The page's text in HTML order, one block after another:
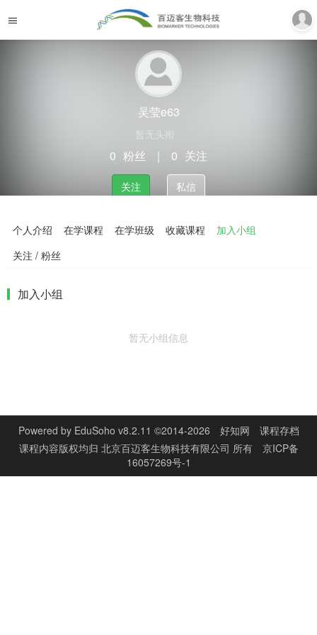
吴莹e63
暂无头衔
0 粉丝 ｜ 0 关注
关注 私信
个人介绍 在学课程 在学班级 收藏课程
加入小组
关注 / 粉丝
加入小组
暂无小组信息
Powered by EduSoho v8.2.11 ©2014-2026 好知网
课程存档
课程内容版权均归 北京百迈客生物科技有限公司 所有
京ICP备
16057269号-1